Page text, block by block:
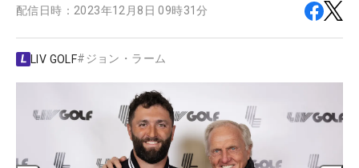
配信日時： 2023年12月8日 09時31分
LIV GOLF# ジョン・ラーム